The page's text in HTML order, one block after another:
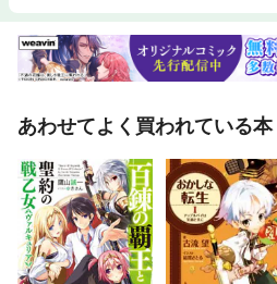
あわせてよく買われている本